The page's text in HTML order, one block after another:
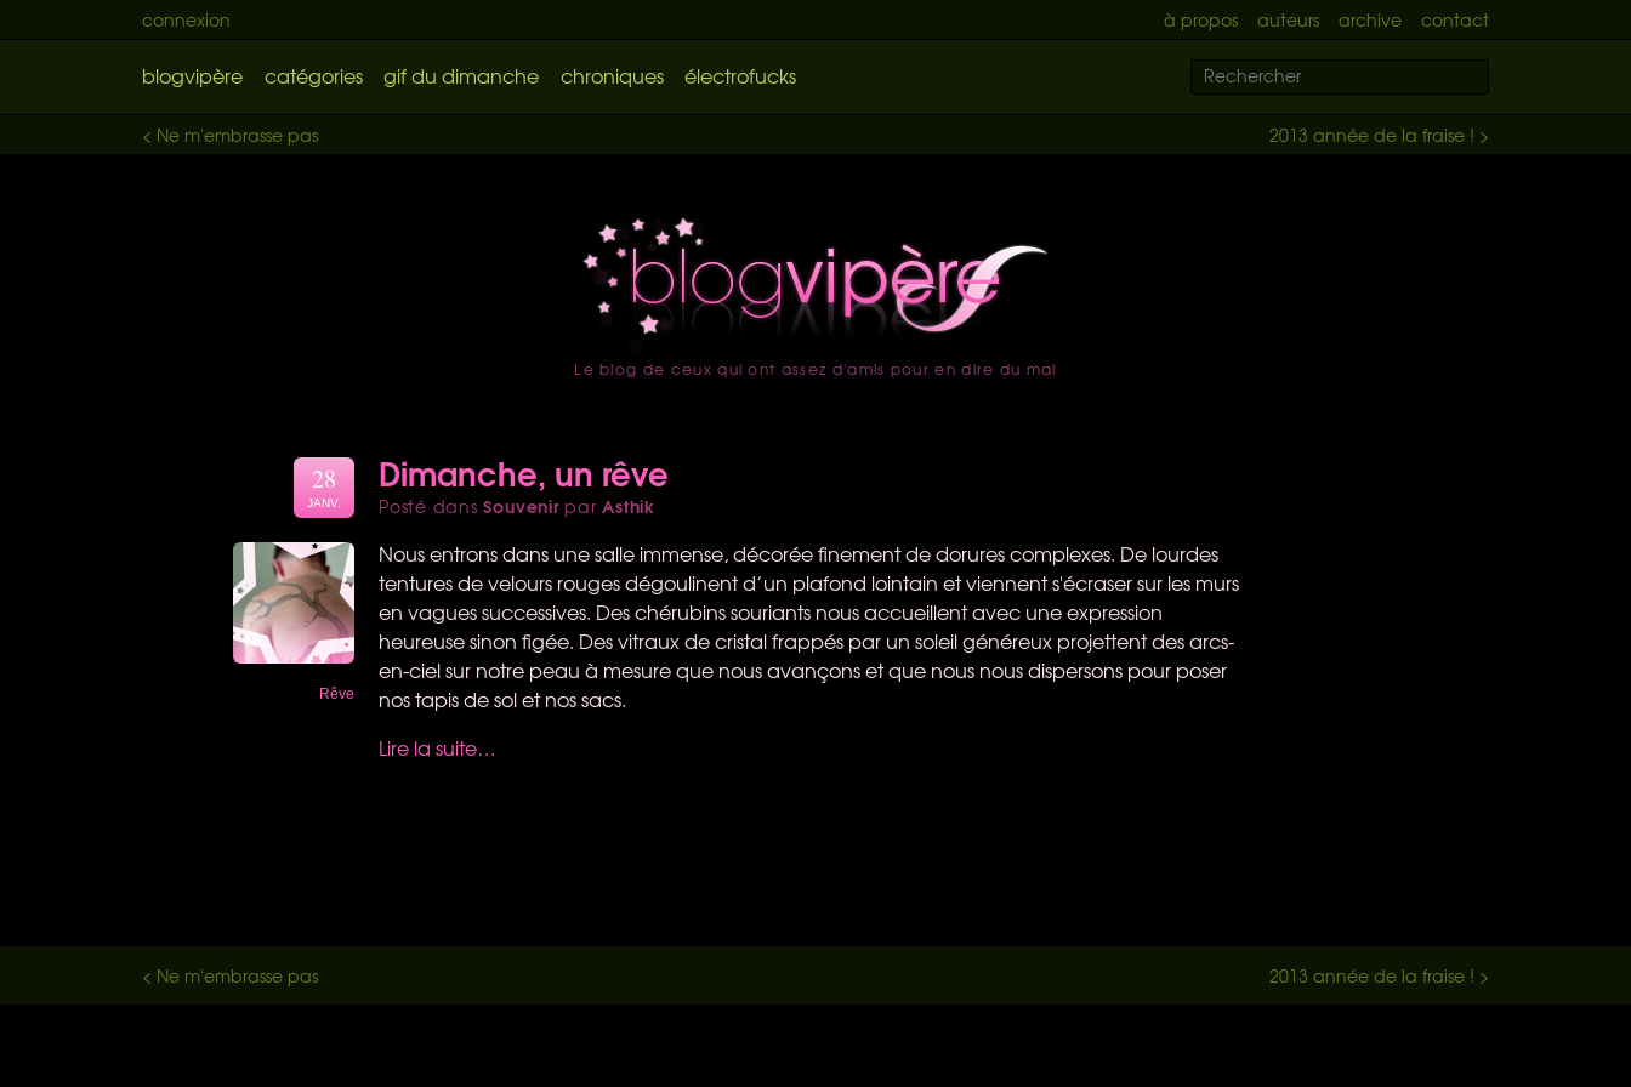
connexion à propos auteurs archive contact
blogvipère catégories gif du dimanche chroniques électrofucks
2013 année de la fraise ! >
< Ne m'embrasse pas
accueil
Le blog de ceux qui ont assez d'amis pour en dire du mal
Dimanche, un rêve
Posté dansSouvenirparAsthik
28
JANV.
Rêve
Nous entrons dans une salle immense, décorée finement de dorures complexes. De lourdes
tentures de velours rouges dégoulinent d’un plafond lointain et viennent s'écraser sur les murs
en vagues successives. Des chérubins souriants nous accueillent avec une expression
heureuse sinon figée. Des vitraux de cristal frappés par un soleil généreux projettent des arcs-
en-ciel sur notre peau à mesure que nous avançons et que nous nous dispersons pour poser
nos tapis de sol et nos sacs.
Lire la suite…
2013 année de la fraise ! >
< Ne m'embrasse pas